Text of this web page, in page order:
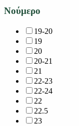
Νούμερο
19-20
19
20
20-21
21
22-23
22-24
22
22.5
23